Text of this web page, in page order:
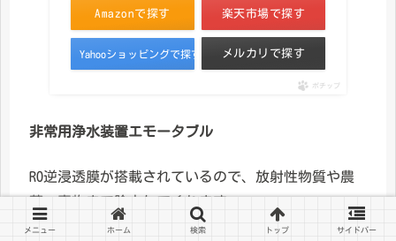
Amazonで探す 楽天市場で探す
Yahooショッピングで探す メルカリで探す
ポチップ
非常用浄水装置エモータブル
RO逆浸透膜が搭載されているので、放射性物質や農
薬、毒物まで除去してくれます。
メニュー ホーム 検索 トップ サイドバー